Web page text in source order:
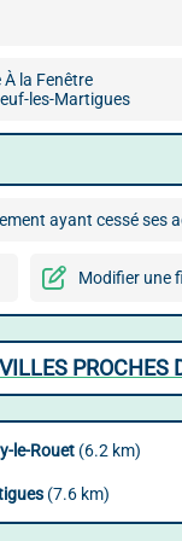
À la Fenêtre
les-Martigues
ayant cessé ses
Modifier une
PROCHES
le-Rouet(6.2 km)
(7.6 km)